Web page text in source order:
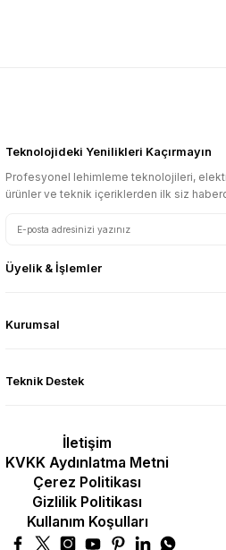
Teknolojideki Yenilikleri Kaçırmayın
Profesyonel lehimleme teknolojileri,
ürünler ve teknik içeriklerden ilk siz
Üyelik & İşlemler
Kurumsal
Teknik Destek
İletişim
KVKK Aydınlatma Metni
Çerez Politikası
Gizlilik Politikası
Kullanım Koşulları